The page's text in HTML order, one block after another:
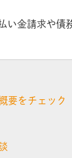
い金請求や債
要をチェック